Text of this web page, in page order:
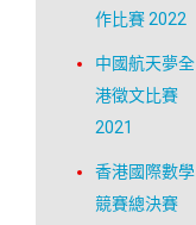
作比賽 2022
中國航天夢全
港徵文比賽
2021
香港國際數學
競賽總決賽